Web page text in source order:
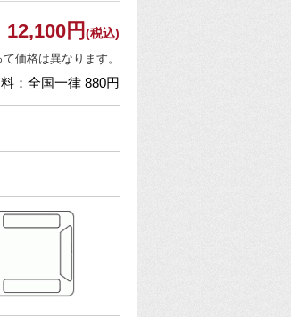
12,100円 (税込)
価格は異なります。
：全国一律 880円